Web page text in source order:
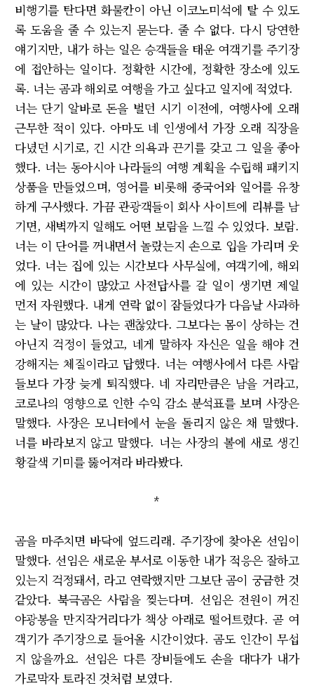
비행기를 탄다면 화물칸이 아닌 이코노미석에 탈 수 있도
록 도움을 줄 수 있는지 묻는다. 줄 수 없다. 다시 당연한
얘기지만, 내가 하는 일은 승객들을 태운 여객기를 주기장
에 접안하는 일이다. 정확한 시간에, 정확한 장소에 있도
록. 너는 곰과 해외로 여행을 가고 싶다고 일지에 적었다.
너는 단기 알바로 돈을 벌던 시기 이전에, 여행사에 오래
근무한 적이 있다. 아마도 네 인생에서 가장 오래 직장을
다녔던 시기로, 긴 시간 의욕과 끈기를 갖고 그 일을 좋아
했다. 너는 동아시아 나라들의 여행 계획을 수립해 패키지
상품을 만들었으며, 영어를 비롯해 중국어와 일어를 유창
하게 구사했다. 가끔 관광객들이 회사 사이트에 리뷰를 남
기면, 새벽까지 일해도 어떤 보람을 느낄 수 있었다. 보람.
너는 이 단어를 꺼내면서 놀랐는지 손으로 입을 가리며 웃
었다. 너는 집에 있는 시간보다 사무실에, 여객기에, 해외
에 있는 시간이 많았고 사전답사를 갈 일이 생기면 제일
먼저 자원했다. 내게 연락 없이 잠들었다가 다음날 사과하
는 날이 많았다. 나는 괜찮았다. 그보다는 몸이 상하는 건
아닌지 걱정이 들었고, 네게 말하자 자신은 일을 해야 건
강해지는 체질이라고 답했다. 너는 여행사에서 다른 사람
들보다 가장 늦게 퇴직했다. 네 자리만큼은 남을 거라고,
코로나의 영향으로 인한 수익 감소 분석표를 보며 사장은
말했다. 사장은 모니터에서 눈을 돌리지 않은 채 말했다.
너를 바라보지 않고 말했다. 너는 사장의 볼에 새로 생긴
황갈색 기미를 뚫어져라 바라봤다.
*
곰을 마주치면 바닥에 엎드리래. 주기장에 찾아온 선임이
말했다. 선임은 새로운 부서로 이동한 내가 적응은 잘하고
있는지 걱정돼서, 라고 연락했지만 그보단 곰이 궁금한 것
같았다. 북극곰은 사람을 찢는다며. 선임은 전원이 꺼진
야광봉을 만지작거리다가 책상 아래로 떨어트렸다. 곧 여
객기가 주기장으로 들어올 시간이었다. 곰도 인간이 무섭
지 않을까요. 선임은 다른 장비들에도 손을 대다가 내가
가로막자 토라진 것처럼 보였다.